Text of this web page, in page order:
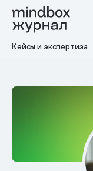
Кейсы и экспертиза